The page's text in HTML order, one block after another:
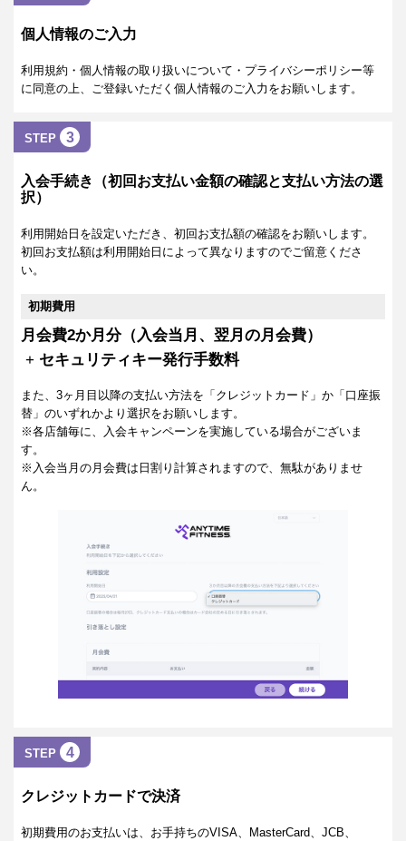
個人情報のご入力
利用規約・個人情報の取り扱いについて・プライバシーポリシー等
に同意の上、ご登録いただく個人情報のご入力をお願いします。
STEP 3
入会手続き（初回お支払い金額の確認と支払い方法の選
択）
利用開始日を設定いただき、初回お支払額の確認をお願いします。
初回お支払額は利用開始日によって異なりますのでご留意くださ
い。
初期費用
月会費2か月分（入会当月、翌月の月会費）
+ セキュリティキー発行手数料
また、3ヶ月目以降の支払い方法を「クレジットカード」か「口座振
替」のいずれかより選択をお願いします。
※各店舗毎に、入会キャンペーンを実施している場合がございま
す。
※入会当月の月会費は日割り計算されますので、無駄がありませ
ん。
STEP 4
クレジットカードで決済
初期費用のお支払いは、お手持ちのVISA、MasterCard、JCB、